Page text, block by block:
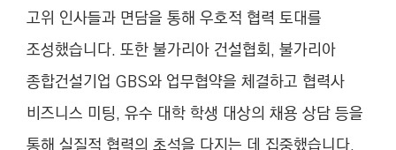
고위 인사들과 면담을 통해 우호적 협력 토대를
조성했습니다. 또한 불가리아 건설협회, 불가리아
종합건설기업 GBS와 업무협약을 체결하고 협력사
비즈니스 미팅, 유수 대학 학생 대상의 채용 상담 등을